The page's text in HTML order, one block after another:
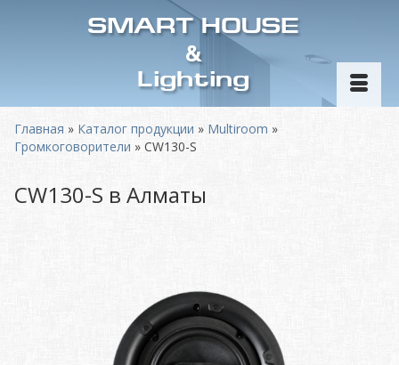
SMART HOUSE
&
Lighting
Главная » Каталог продукции » Multiroom »
Громкоговорители » CW130-S
CW130-S в Алматы